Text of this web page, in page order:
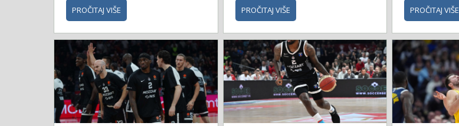
PROČITAJ VIŠE PROČITAJ VIŠE PROČITAJ VIŠE